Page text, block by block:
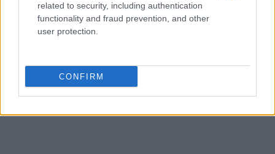
related to security, including authentication
functionality and fraud prevention, and other
user protection.
CONFIRM